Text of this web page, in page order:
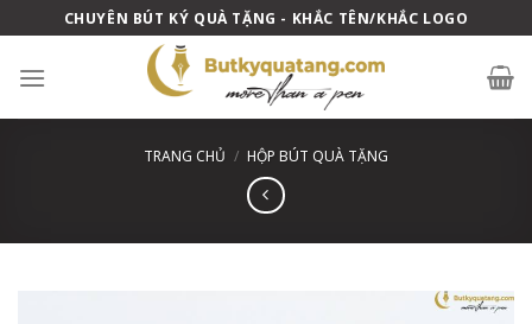
to
content
CHUYÊN BÚT KÝ QUÀ TẶNG - KHẮC TÊN/KHẮC LOGO
TRANG CHỦ / HỘP BÚT QUÀ TẶNG